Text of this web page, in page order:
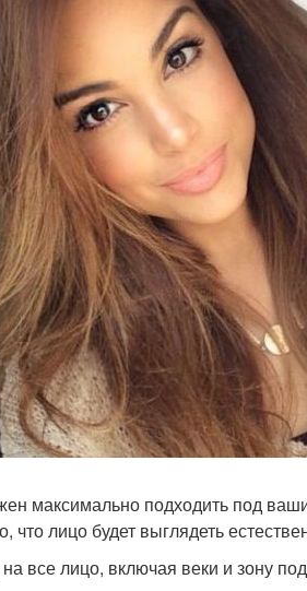
максимально подходить под
что лицо будет выглядеть
все лицо, включая веки и зону